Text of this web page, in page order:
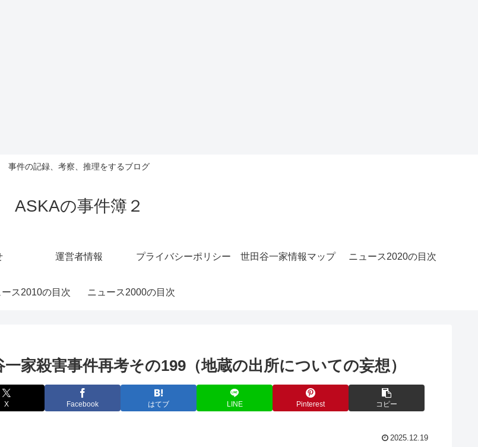
事件の記録、考察、推理をするブログ
ASKAの事件簿２
運営者情報 プライバシーポリシー 世田谷一家情報マップ ニュース2020の目次
ース2010の目次 ニュース2000の目次
一家殺害事件再考その199（地蔵の出所についての妄想）
X Facebook はてブ LINE Pinterest コピー
2025.12.19